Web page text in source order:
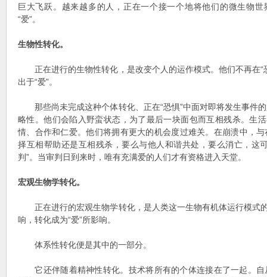
巨大飞跃。越来越多的人，正在一个接一个地将他们的微生物世
“爱”。
生物性转化。
正在进行的生物性转化，是改变个人的运作模式。他们不再在“
出于“爱”。
那些尚未完成这种个体转化、正在“恐惧”中面对即将发生事件
略性。他们会陷入野蛮状态，为了最后一块面包而互相残杀。生
情、合作和仁爱。他们将拥有更大的机会度过难关。在崩溃中，
择互相帮助还是互相残杀，要么与他人和谐共处，要么消亡，这
判”。当审判日到来时，唯有充满爱的人们才有资格进入天堂。
宏观生物学转化。
正在进行的宏观生物学转化，是人类这一生物有机体运行模式
响，转化成为“爱”所影响。
体系性转化便是其中的一部分。
它还伴随着精神性转化。技术将所有的个体连接在了一起。自